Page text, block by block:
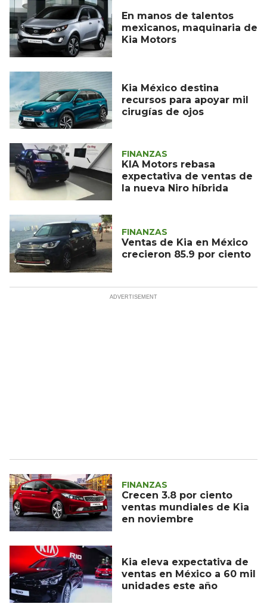
En manos de talentos
mexicanos, maquinaria de
Kia Motors
Kia México destina
recursos para apoyar mil
cirugías de ojos
FINANZAS
KIA Motors rebasa
expectativa de ventas de
la nueva Niro híbrida
FINANZAS
Ventas de Kia en México
crecieron 85.9 por ciento
FINANZAS
Crecen 3.8 por ciento
ventas mundiales de Kia
en noviembre
Kia eleva expectativa de
ventas en México a 60 mil
unidades este año